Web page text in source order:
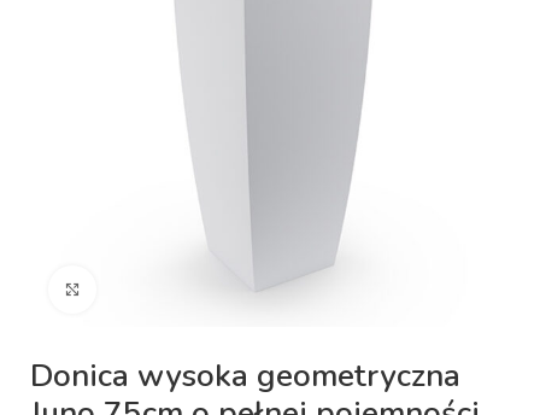
Kliknij aby powiększyć
Donica wysoka geometryczna